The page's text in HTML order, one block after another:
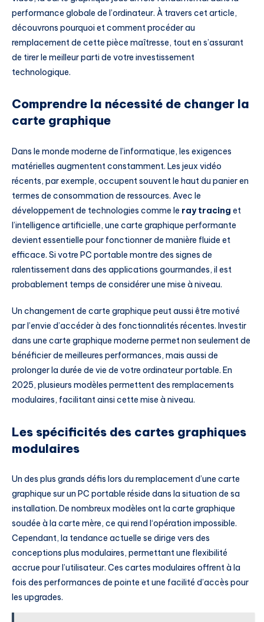
performance globale de l’ordinateur. À travers cet article,
découvrons pourquoi et comment procéder au
remplacement de cette pièce maîtresse, tout en s’assurant
de tirer le meilleur parti de votre investissement
technologique.
Comprendre la nécessité de changer la
carte graphique
Dans le monde moderne de l’informatique, les exigences
matérielles augmentent constamment. Les jeux vidéo
récents, par exemple, occupent souvent le haut du panier en
termes de consommation de ressources. Avec le
développement de technologies comme le ray tracing et
l’intelligence artificielle, une carte graphique performante
devient essentielle pour fonctionner de manière fluide et
efficace. Si votre PC portable montre des signes de
ralentissement dans des applications gourmandes, il est
probablement temps de considérer une mise à niveau.
Un changement de carte graphique peut aussi être motivé
par l’envie d’accéder à des fonctionnalités récentes. Investir
dans une carte graphique moderne permet non seulement de
bénéficier de meilleures performances, mais aussi de
prolonger la durée de vie de votre ordinateur portable. En
2025, plusieurs modèles permettent des remplacements
modulaires, facilitant ainsi cette mise à niveau.
Les spécificités des cartes graphiques
modulaires
Un des plus grands défis lors du remplacement d’une carte
graphique sur un PC portable réside dans la situation de sa
installation. De nombreux modèles ont la carte graphique
soudée à la carte mère, ce qui rend l‘opération impossible.
Cependant, la tendance actuelle se dirige vers des
conceptions plus modulaires, permettant une flexibilité
accrue pour l’utilisateur. Ces cartes modulaires offrent à la
fois des performances de pointe et une facilité d’accès pour
les upgrades.